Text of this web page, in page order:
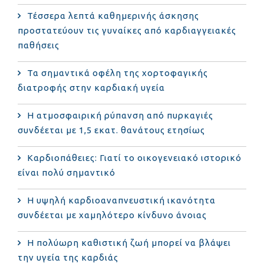
Τέσσερα λεπτά καθημερινής άσκησης
προστατεύουν τις γυναίκες από καρδιαγγειακές
παθήσεις
Τα σημαντικά οφέλη της χορτοφαγικής
διατροφής στην καρδιακή υγεία
Η ατμοσφαιρική ρύπανση από πυρκαγιές
συνδέεται με 1,5 εκατ. θανάτους ετησίως
Καρδιοπάθειες: Γιατί το οικογενειακό ιστορικό
είναι πολύ σημαντικό
Η υψηλή καρδιοαναπνευστική ικανότητα
συνδέεται με χαμηλότερο κίνδυνο άνοιας
Η πολύωρη καθιστική ζωή μπορεί να βλάψει
την υγεία της καρδιάς